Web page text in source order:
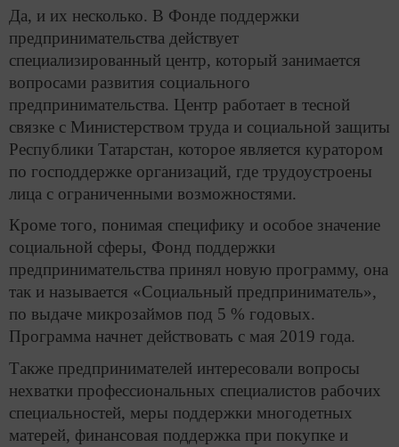
Да, и их несколько. В Фонде поддержки
предпринимательства действует
специализированный центр, который занимается
вопросами развития социального
предпринимательства. Центр работает в тесной
связке с Министерством труда и социальной защиты
Республики Татарстан, которое является куратором
по господдержке организаций, где трудоустроены
лица с ограниченными возможностями.
Кроме того, понимая специфику и особое значение
социальной сферы, Фонд поддержки
предпринимательства принял новую программу, она
так и называется «Социальный предприниматель»,
по выдаче микрозаймов под 5 % годовых.
Программа начнет действовать с мая 2019 года.
Также предпринимателей интересовали вопросы
нехватки профессиональных специалистов рабочих
специальностей, меры поддержки многодетных
матерей, финансовая поддержка при покупке и